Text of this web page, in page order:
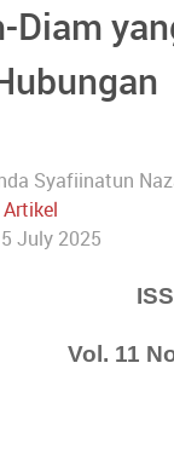
Diam
Syafiinatun
July 2025
Vol. 11